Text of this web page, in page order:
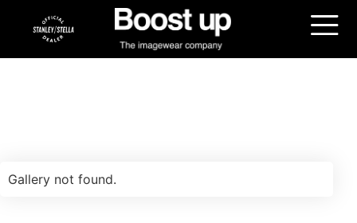
Gallery not found.